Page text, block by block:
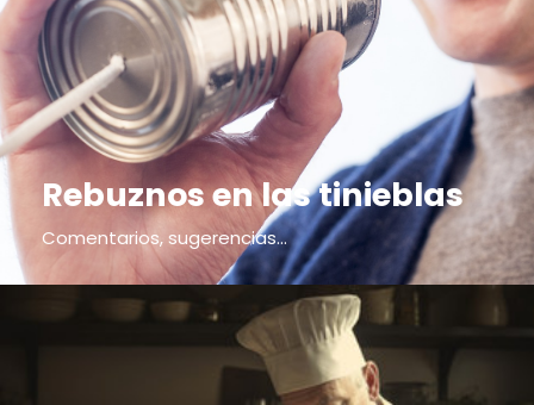
Rebuznos en las tinieblas
Comentarios, sugerencias...